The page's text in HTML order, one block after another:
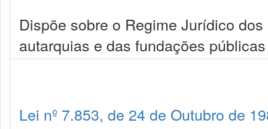
Dispõe sobre o Regime Jurídico
autarquias e das fundações
Lei nº 7.853, de 24 de Outubro de